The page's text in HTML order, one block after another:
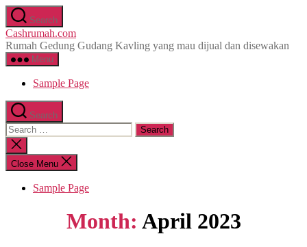
Skip
to
the
content
Search
Cashrumah.com
Rumah Gedung Gudang Kavling yang mau dijual dan disewakan
Menu
Sample Page
Search
Search
for:
Close
search
Close Menu
Sample Page
Month: April 2023